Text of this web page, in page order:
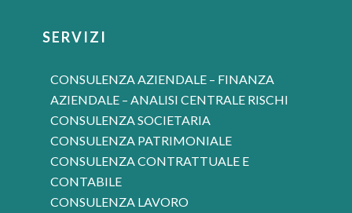
SERVIZI
CONSULENZA AZIENDALE – FINANZA
AZIENDALE – ANALISI CENTRALE RISCHI
CONSULENZA SOCIETARIA
CONSULENZA PATRIMONIALE
CONSULENZA CONTRATTUALE E
CONTABILE
CONSULENZA LAVORO